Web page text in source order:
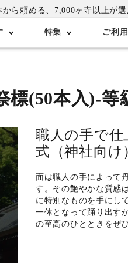
る、7,000ヶ寺以上が選ぶ卒塔婆専
特集 ご利
標(50本入)-等
職人の手で仕
式（神社向け
面は職人の手によって
す。その艶やかな質感
に特別なものを手にし
一体となって踊り出す
の至高のひとときをぜ